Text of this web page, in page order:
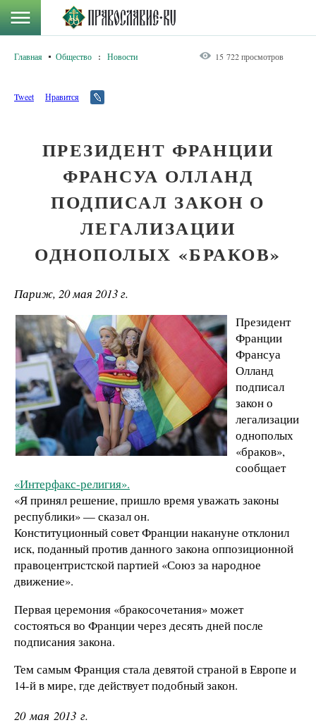
Главная Общество : Новости 15 722 просмотров
Tweet Нравится
ПРЕЗИДЕНТ ФРАНЦИИ
ФРАНСУА ОЛЛАНД
ПОДПИСАЛ ЗАКОН О
ЛЕГАЛИЗАЦИИ
ОДНОПОЛЫХ «БРАКОВ»
Париж, 20 мая 2013 г.
Президент
Франции
Франсуа
Олланд
подписал
закон о
легализации
однополых
«браков»,
сообщает
«Интерфакс-религия».
«Я принял решение, пришло время уважать законы
республики» — сказал он.
Конституционный совет Франции накануне отклонил
иск, поданный против данного закона оппозиционной
правоцентристской партией «Союз за народное
движение».
Первая церемония «бракосочетания» может
состояться во Франции через десять дней после
подписания закона.
Тем самым Франция стала девятой страной в Европе и
14-й в мире, где действует подобный закон.
20 мая 2013 г.